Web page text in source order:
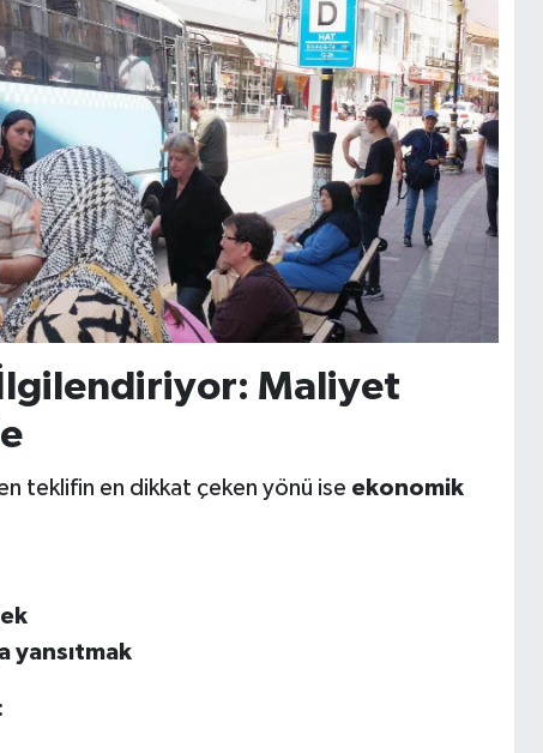
Maliyet
teklifin en dikkat çeken yönü ise ekonomik
yansıtmak